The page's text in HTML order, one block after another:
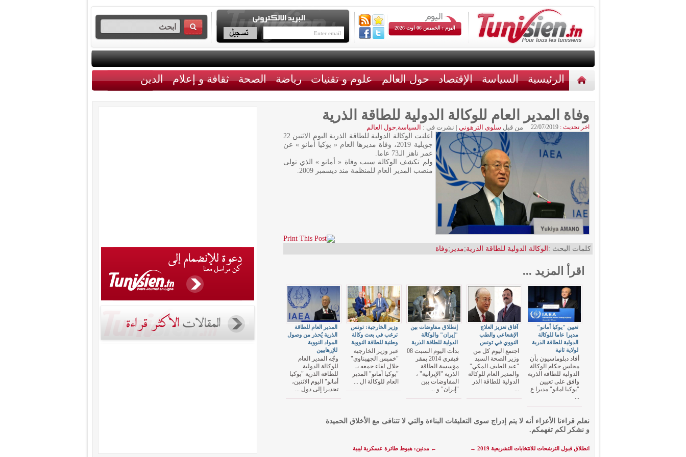
اليوم : الخميس 06 اوت 2026
الرئيسية السياسة الإقتصاد حول العالم علوم و تقنيات رياضة الصحة ثقافة و إعلام الدين
وفاة المدير العام للوكالة الدولية للطاقة الذرية
اخر تحديث : 22/07/2019 من قبل سلوى الترهوني | نشرت في : السياسة,حول العالم
أعلنت الوكالة الدولية للطاقة الذرية اليوم الاثنين 22
جويلية 2019، وفاة مديرها العام « يوكيا أمانو » عن
عمر ناهز الـ73 عاما.
ولم تكشف الوكالة سبب وفاة « أمانو » الذي تولى
منصب المدير العام للمنظمة منذ ديسمبر 2009.
كلمات البحث : الوكالة الدولية للطاقة الذرية;مدير ;وفاة
اقرأ المزيد ...
المدير العام للطاقة
الذرية يُحذر من وصول
المواد النووية
للإرهابيين
وجّه المدير العام
للوكالة الدولية
للطاقة الذرية "يوكيا
أمانو" اليوم الاثنين،
تحذيرا إلى دول ...
وزير الخارجية: تونس
ترغب في بعث وكالة
وطنية للطاقة النووية
عبر وزير الخارجية
"خميس الجهيناوي"
خلال لقاء جمعه بـ
"يوكيا أمانو" المدير
العام للوكالة ال ...
إنطلاق مفاوضات بين
"إيران" والوکالة
الدولية للطاقة الذرية
بدأت اليوم السبت 08
فيفري 2014 بمقر
مؤسسة الطاقة
الذرية "الإيرانية" ،
المفاوضات بين
"إيران" و ...
آفاق تعزيز العلاج
الإشعاعي والطب
النووي في تونس
اجتمع اليوم كل من
وزير الصحة السيد
"عبد الطيف المكي"
والمدير العام للوكالة
الدولية للطاقة الذر
...
تعيين "يوكيا أمانو"
مديرا عاما للوكالة
الدولية للطاقة الذرية
لولاية ثانية
أفاد دبلوماسيون بأن
مجلس حكام الوكالة
الدولية للطاقة الذرية
وافق على تعيين
"يوكيا امانو" مديرا ع
...
نعلم قراءنا الأعزاء أنه لا يتم إدراج سوى التعليقات البناءة والتي لا تتنافى مع الأخلاق الحميدة
و نشكر لكم تفهمكم.
← مدنين: هبوط طائرة عسكرية ليبية انطلاق قبول الترشحات للانتخابات التشريعية 2019 →